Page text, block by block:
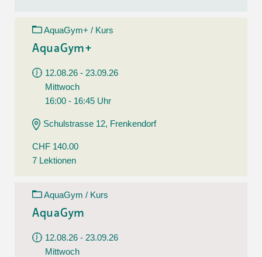
AquaGym+ / Kurs
AquaGym+
12.08.26 - 23.09.26
Mittwoch
16:00 - 16:45 Uhr
Schulstrasse 12, Frenkendorf
CHF 140.00
7 Lektionen
AquaGym / Kurs
AquaGym
12.08.26 - 23.09.26
Mittwoch